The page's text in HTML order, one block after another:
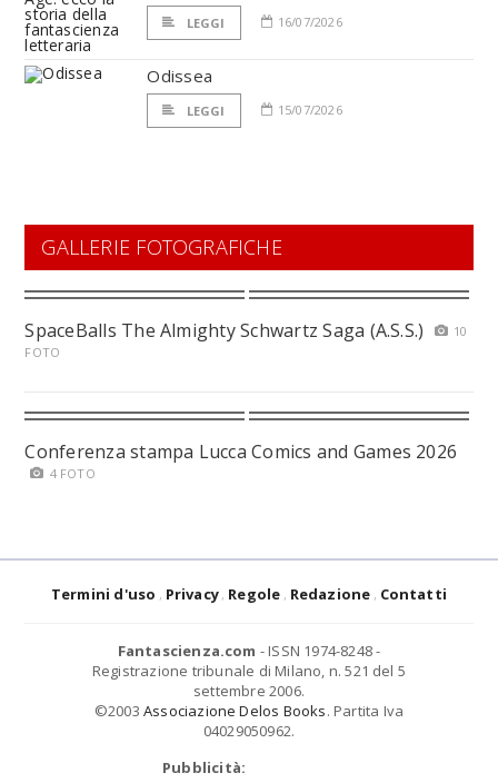
LEGGI 16/07/2026
Odissea
LEGGI 15/07/2026
GALLERIE FOTOGRAFICHE
SpaceBalls The Almighty Schwartz Saga (A.S.S.)
10
FOTO
Conferenza stampa Lucca Comics and Games 2026
4 FOTO
Termini d'uso Privacy Regole Redazione Contatti
Fantascienza.com - ISSN 1974-8248 -
Registrazione tribunale di Milano, n. 521 del 5
settembre 2006.
©2003 Associazione Delos Books. Partita Iva
04029050962.
Pubblicità: